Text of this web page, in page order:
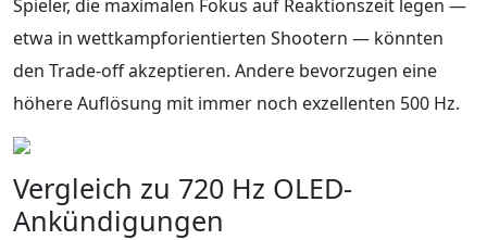
Spieler, die maximalen Fokus auf Reaktionszeit legen —
etwa in wettkampforientierten Shootern — könnten
den Trade-off akzeptieren. Andere bevorzugen eine
höhere Auflösung mit immer noch exzellenten 500 Hz.
Vergleich zu 720 Hz OLED-
Ankündigungen